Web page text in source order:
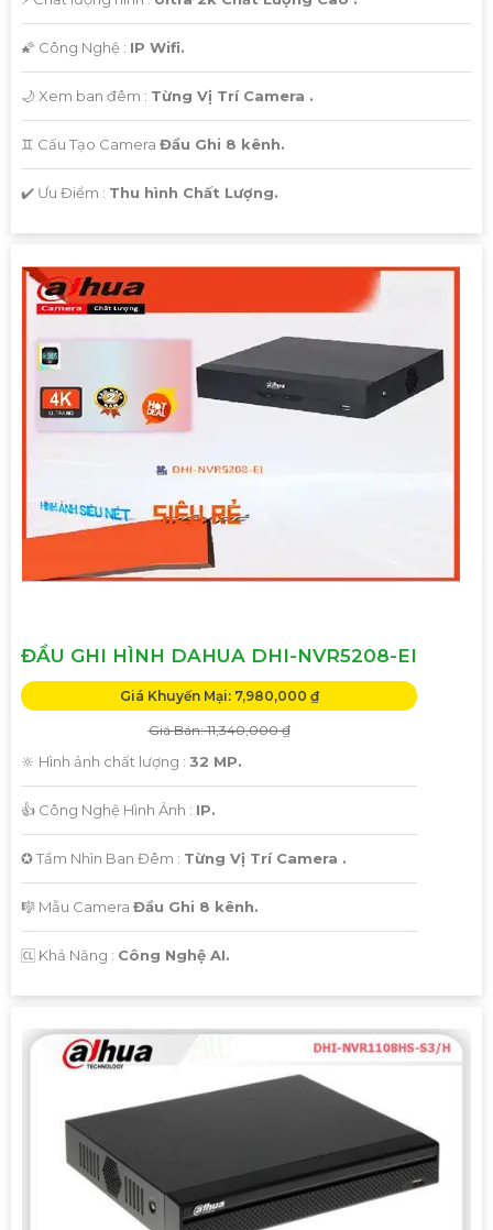
mình. Nếu cần thêm hỗ trợ, bạn có thể cho biết thêm chi
tiết để được tư vấn cụ thể hơn.
🌠 Công Nghệ : IP Wifi.
🌙 Xem ban đêm : Từng Vị Trí Camera .
♊ Cấu Tạo Camera Đầu Ghi 8 kênh.
️✔️ Ưu Điểm : Thu hình Chất Lượng.
ĐẦU GHI HÌNH DAHUA DHI-NVR5208-EI
Giá Khuyến Mại: 7,980,000 ₫
Giá Bán: 11,340,000 ₫
🔆 Hình ảnh chất lượng : 32 MP.
👍 Công Nghệ Hình Ảnh : IP.
✪ Tầm Nhìn Ban Đêm : Từng Vị Trí Camera .
🎼️ Mẫu Camera Đầu Ghi 8 kênh.
️🆑 Khả Năng : Công Nghệ AI.